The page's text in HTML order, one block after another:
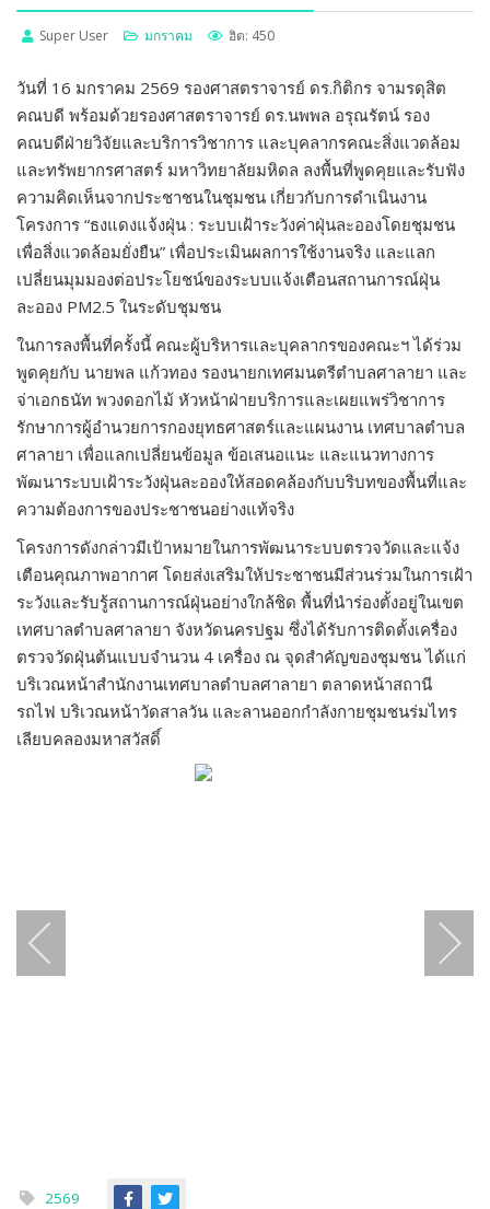
Super User มกราคม ฮิต: 450
วันที่ 16 มกราคม 2569 รองศาสตราจารย์ ดร.กิติกร จามรดุสิต
คณบดี พร้อมด้วยรองศาสตราจารย์ ดร.นพพล อรุณรัตน์ รอง
คณบดีฝ่ายวิจัยและบริการวิชาการ และบุคลากรคณะสิ่งแวดล้อม
และทรัพยากรศาสตร์ มหาวิทยาลัยมหิดล ลงพื้นที่พูดคุยและรับฟัง
ความคิดเห็นจากประชาชนในชุมชน เกี่ยวกับการดำเนินงาน
โครงการ “ธงแดงแจ้งฝุ่น : ระบบเฝ้าระวังค่าฝุ่นละอองโดยชุมชน
เพื่อสิ่งแวดล้อมยั่งยืน” เพื่อประเมินผลการใช้งานจริง และแลก
เปลี่ยนมุมมองต่อประโยชน์ของระบบแจ้งเตือนสถานการณ์ฝุ่น
ละออง PM2.5 ในระดับชุมชน
ในการลงพื้นที่ครั้งนี้ คณะผู้บริหารและบุคลากรของคณะฯ ได้ร่วม
พูดคุยกับ นายพล แก้วทอง รองนายกเทศมนตรีตำบลศาลายา และ
จ่าเอกธนัท พวงดอกไม้ หัวหน้าฝ่ายบริการและเผยแพร่วิชาการ
รักษาการผู้อำนวยการกองยุทธศาสตร์และแผนงาน เทศบาลตำบล
ศาลายา เพื่อแลกเปลี่ยนข้อมูล ข้อเสนอแนะ และแนวทางการ
พัฒนาระบบเฝ้าระวังฝุ่นละอองให้สอดคล้องกับบริบทของพื้นที่และ
ความต้องการของประชาชนอย่างแท้จริง
โครงการดังกล่าวมีเป้าหมายในการพัฒนาระบบตรวจวัดและแจ้ง
เตือนคุณภาพอากาศ โดยส่งเสริมให้ประชาชนมีส่วนร่วมในการเฝ้า
ระวังและรับรู้สถานการณ์ฝุ่นอย่างใกล้ชิด พื้นที่นำร่องตั้งอยู่ในเขต
เทศบาลตำบลศาลายา จังหวัดนครปฐม ซึ่งได้รับการติดตั้งเครื่อง
ตรวจวัดฝุ่นต้นแบบจำนวน 4 เครื่อง ณ จุดสำคัญของชุมชน ได้แก่
บริเวณหน้าสำนักงานเทศบาลตำบลศาลายา ตลาดหน้าสถานี
รถไฟ บริเวณหน้าวัดสาลวัน และลานออกกำลังกายชุมชนร่มไทร
เลียบคลองมหาสวัสดิ์
2569